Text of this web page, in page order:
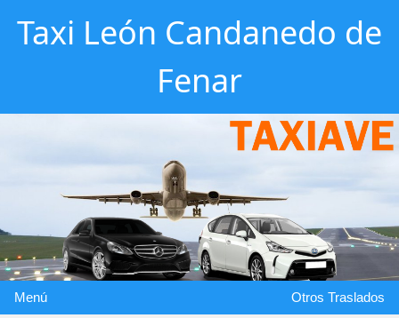
Taxi León Candanedo de
Fenar
Menú Otros Traslados